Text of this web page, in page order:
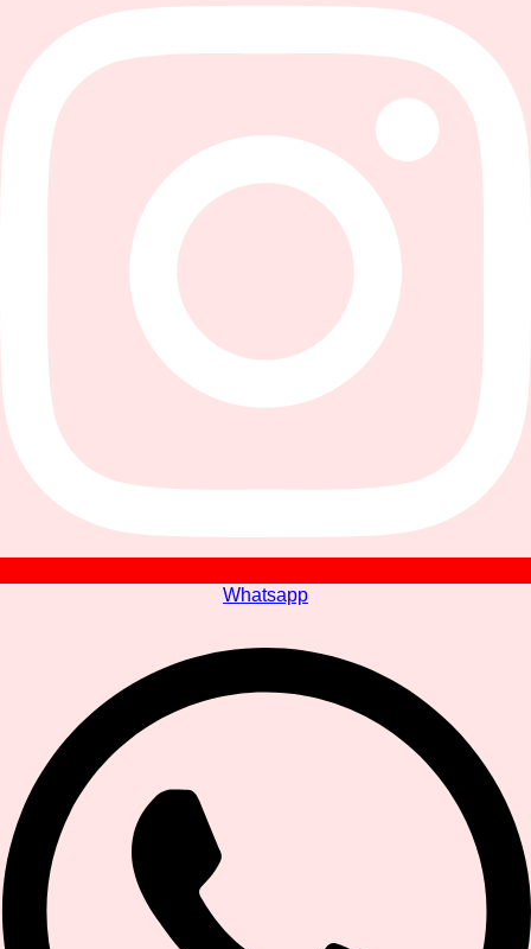
Whatsapp